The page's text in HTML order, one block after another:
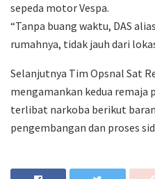
sepeda motor Vespa.
“Tanpa buang waktu, DAS
rumahnya, tidak jauh dari
Selanjutnya Tim Opsnal Sat
mengamankan kedua remaja
terlibat narkoba berikut
pengembangan dan proses